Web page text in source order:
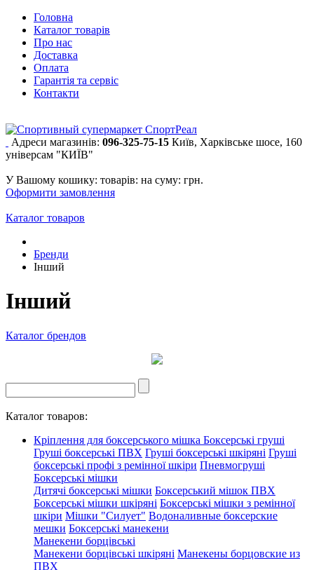
Головна
Каталог товарів
Про нас
Доставка
Оплата
Гарантія та сервіс
Контакти
Адреси магазинів: 096-325-75-15 Київ, Харківське шосе, 160
універсам "КИЇВ"
У Вашому кошику: товарів: на суму: грн.
Оформити замовлення
Каталог товаров
Бренди
Інший
Інший
Каталог брендов
Каталог товаров:
Кріплення для боксерського мішка Боксерські груші
Груші боксерські ПВХ Груші боксерські шкіряні Груші
боксерські профі з ремінної шкіри Пневмогруші
Боксерські мішки
Дитячі боксерські мішки Боксерський мішок ПВХ
Боксерські мішки шкіряні Боксерські мішки з ремінної
шкіри Мішки "Силует" Водоналивные боксерские
мешки Боксерські манекени
Манекени борцівські
Манекени борцівські шкіряні Манекены борцовские из
ПВХ